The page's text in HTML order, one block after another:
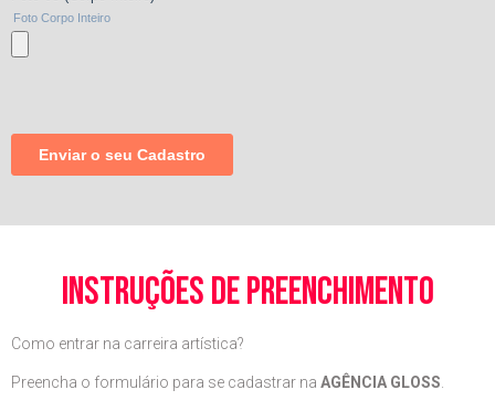
instruções de preenchimento
Como entrar na carreira artística?
Preencha o formulário para se cadastrar na AGÊNCIA GLOSS